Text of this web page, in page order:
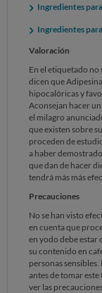
Ingredientes
Ingredientes
Valoración
En el etiquetado
dicen que
hipocalóricas y
Aconsejan hacer
el milagro
que existen sobre
proceden de
a haber
que dan de hacer
tendrá más más
Precauciones
No se han visto
en cuenta que
en yodo debe
su contenido en
personas
antes de tomar
ver las